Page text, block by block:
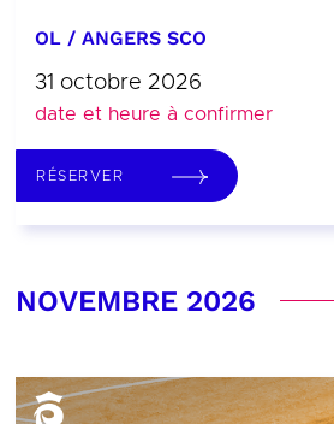
OL / ANGERS SCO
31 octobre 2026
date et heure à confirmer
RÉSERVER
NOVEMBRE 2026